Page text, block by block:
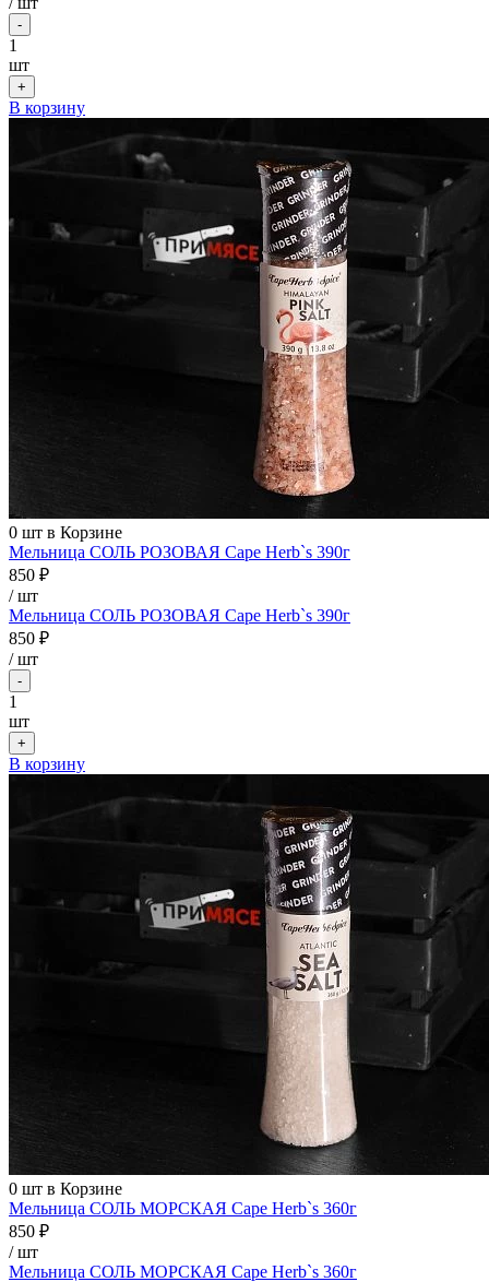
-
1
шт
+
В корзину
0 шт в Корзине
Мельница СОЛЬ РОЗОВАЯ Cape Herb`s 390г
850 ₽
/ шт
Мельница СОЛЬ РОЗОВАЯ Cape Herb`s 390г
850 ₽
/шт
-
1
шт
+
В корзину
0 шт в Корзине
Мельница СОЛЬ МОРСКАЯ Cape Herb`s 360г
850 ₽
/ шт
Мельница СОЛЬ МОРСКАЯ Cape Herb`s 360г